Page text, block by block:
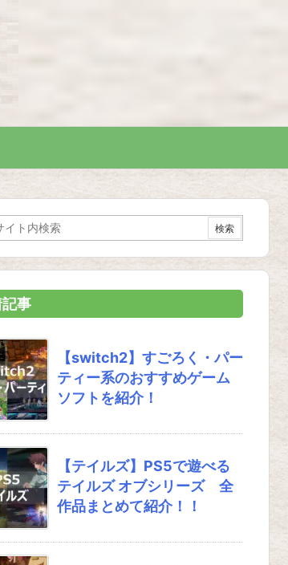
事
【switch2】すごろく・パー
ティー系のおすすめゲーム
ソフトを紹介！
【テイルズ】PS5で遊べる
テイルズ オブシリーズ 全
作品まとめて紹介！！